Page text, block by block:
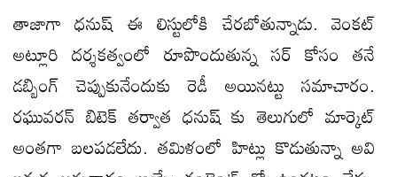
తాజాగా ధనుష్ ఈ లిస్టులోకి చేరబోతున్నాడు. వెంకట్
అట్లూరి దర్శకత్వంలో రూపొందుతున్న సర్ కోసం తనే
డబ్బింగ్ చెప్పుకునేందుకు రెడీ అయినట్టు సమాచారం.
రఘువరన్ బిటెక్ తర్వాత ధనుష్ కు తెలుగులో మార్కెట్
అంతగా బలపడలేదు. తమిళంలో హిట్లు కొడుతున్నా అవి